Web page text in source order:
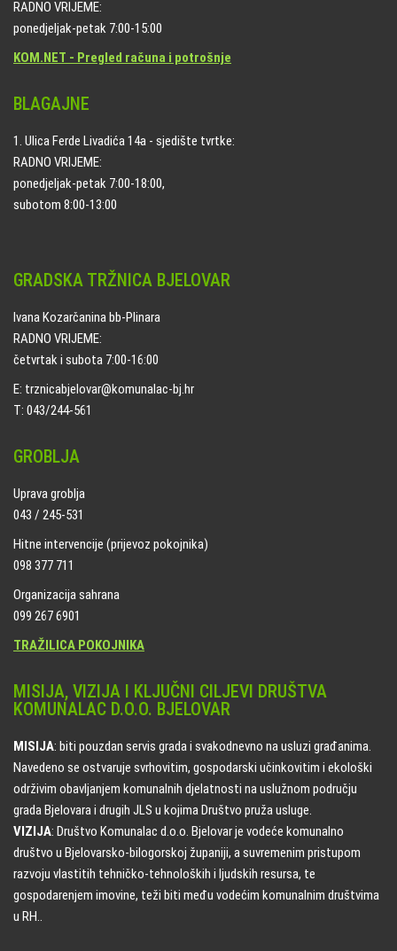
RADNO VRIJEME:
ponedjeljak-petak 7:00-15:00
KOM.NET - Pregled računa i potrošnje
BLAGAJNE
1. Ulica Ferde Livadića 14a - sjedište tvrtke:
RADNO VRIJEME:
ponedjeljak-petak 7:00-18:00,
subotom 8:00-13:00
GRADSKA TRŽNICA BJELOVAR
Ivana Kozarčanina bb-Plinara
RADNO VRIJEME:
četvrtak i subota 7:00-16:00
E: trznicabjelovar@komunalac-bj.hr
T: 043/244-561
GROBLJA
Uprava groblja
043 / 245-531
Hitne intervencije (prijevoz pokojnika)
098 377 711
Organizacija sahrana
099 267 6901
TRAŽILICA POKOJNIKA
MISIJA, VIZIJA I KLJUČNI CILJEVI DRUŠTVA
KOMUNALAC D.O.O. BJELOVAR
MISIJA: biti pouzdan servis grada i svakodnevno na usluzi građanima.
Navedeno se ostvaruje svrhovitim, gospodarski učinkovitim i ekološki
održivim obavljanjem komunalnih djelatnosti na uslužnom području
grada Bjelovara i drugih JLS u kojima Društvo pruža usluge.
VIZIJA: Društvo Komunalac d.o.o. Bjelovar je vodeće komunalno
društvo u Bjelovarsko-bilogorskoj županiji, a suvremenim pristupom
razvoju vlastitih tehničko-tehnoloških i ljudskih resursa, te
gospodarenjem imovine, teži biti među vodećim komunalnim društvima
u RH..